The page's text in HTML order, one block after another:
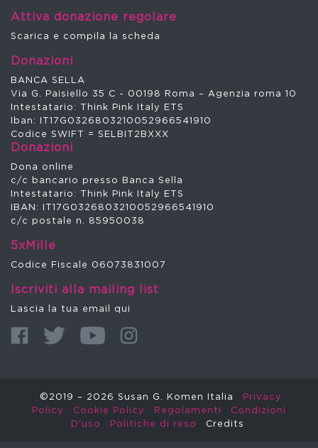
Attiva donazione regolare
Scarica e compila la scheda
Donazioni
BANCA SELLA
Via G. Paisiello 35 C - 00198 Roma – Agenzia roma 10
Intestatario: Think Pink Italy ETS
Iban: IT17G0326803210052966541910
Codice SWIFT = SELBIT2BXXX
Donazioni
Dona online
c/c bancario presso Banca Sella
Intestatario: Think Pink Italy ETS
IBAN: IT17G0326803210052966541910
c/c postale n. 85950038
5xMille
Codice Fiscale 06073831007
Iscriviti alla mailing list
Lascia la tua email qui
©2019 – 2026 Susan G. Komen Italia
Privacy
Policy
Cookie Policy Regolamenti
Condizioni
D'uso
Politiche di reso Credits